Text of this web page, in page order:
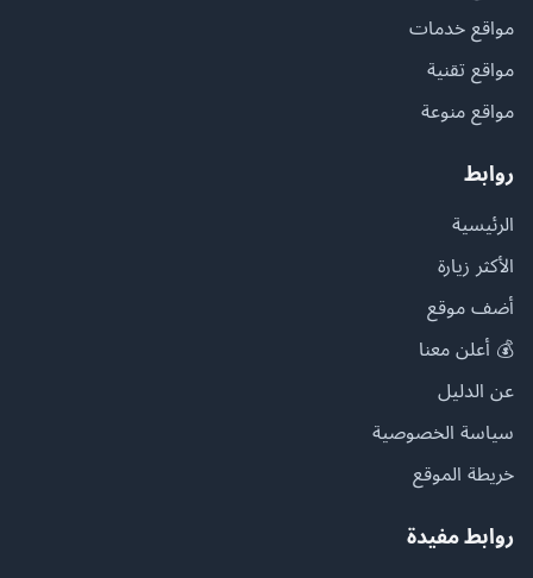
مواقع خدمات
مواقع تقنية
مواقع منوعة
روابط
الرئيسية
الأكثر زيارة
أضف موقع
💰 أعلن معنا
عن الدليل
سياسة الخصوصية
خريطة الموقع
روابط مفيدة